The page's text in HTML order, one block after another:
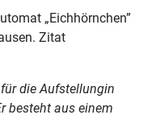
„Eichhörnchen”
Zitat
für die Aufstellungin
besteht aus einem